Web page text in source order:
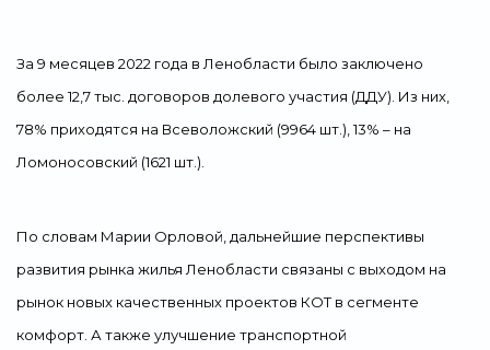
За 9 месяцев 2022 года в Ленобласти было заключено
более 12,7 тыс. договоров долевого участия (ДДУ). Из них,
78% приходятся на Всеволожский (9964 шт.), 13% – на
Ломоносовский (1621 шт.).
По словам Марии Орловой, дальнейшие перспективы
развития рынка жилья Ленобласти связаны с выходом на
рынок новых качественных проектов КОТ в сегменте
комфорт. А также улучшение транспортной